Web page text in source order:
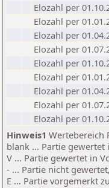
Elozahl per
Elozahl per
Elozahl per
Elozahl per
Elozahl per
Elozahl per
Elozahl per
Elozahl per
Elozahl per
Hinweis1 Wertebereich
blank ... Partie
V ... Partie gewertet in
- ... Partie nicht
E ... Partie vorgemerkt